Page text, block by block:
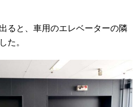
ると、車用のエレベーターの隣
た。